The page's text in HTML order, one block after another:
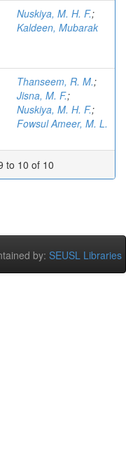
Nuskiya, M. H. F.;
Kaldeen, Mubarak
Thanseem, R. M.;
Jisna, M. F.;
Nuskiya, M. H. F.;
Fowsul Ameer, M. L.
to 10 of 10
by: SEUSL Libraries